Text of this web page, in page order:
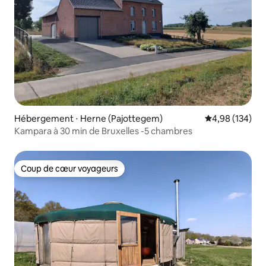
Hébergement ⋅ Herne (Pajottegem) Évaluation
4,98 (134)
Kampara à 30 min de Bruxelles -5 chambres
Coup de cœur voyageurs
Coup de cœur voyageurs